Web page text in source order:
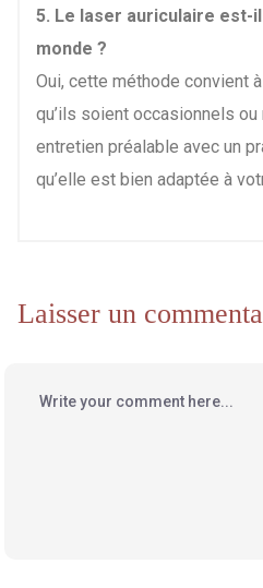
5. Le laser auriculaire est-
monde ?
Oui, cette méthode convient
qu’ils soient occasionnels
entretien préalable avec un
qu’elle est bien adaptée à
Laisser un